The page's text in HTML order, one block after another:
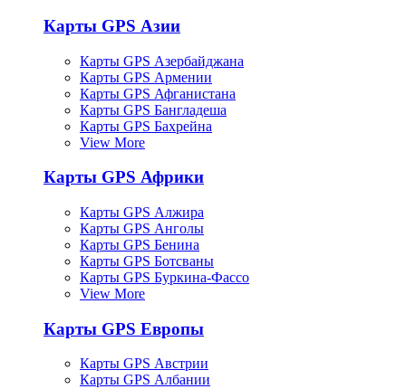
Карты GPS Азии
Карты GPS Азербайджана
Карты GPS Армении
Карты GPS Афганистана
Карты GPS Бангладеша
Карты GPS Бахрейна
View More
Карты GPS Африки
Карты GPS Алжира
Карты GPS Анголы
Карты GPS Бенина
Карты GPS Ботсваны
Карты GPS Буркина-Фассо
View More
Карты GPS Европы
Карты GPS Австрии
Карты GPS Албании